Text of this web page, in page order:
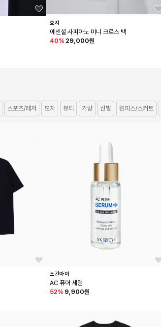
효지
에센셜 사피아노 미니 크로스 백
40% 29,000원
스포츠/레저 모자 뷰티 가방 신발 원피스/스커트
스킨아이
AC 퓨어 세럼
52% 9,900원